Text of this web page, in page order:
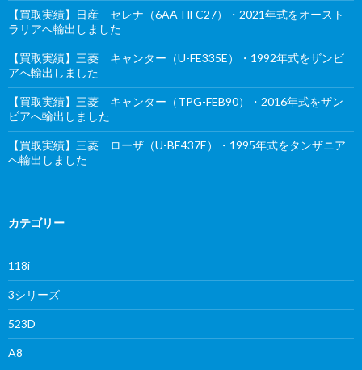
【買取実績】日産 セレナ（6AA-HFC27）・2021年式をオースト
ラリアへ輸出しました
【買取実績】三菱 キャンター（U-FE335E）・1992年式をザンビ
アへ輸出しました
【買取実績】三菱 キャンター（TPG-FEB90）・2016年式をザン
ビアへ輸出しました
【買取実績】三菱 ローザ（U-BE437E）・1995年式をタンザニア
へ輸出しました
カテゴリー
118i
3シリーズ
523D
A8